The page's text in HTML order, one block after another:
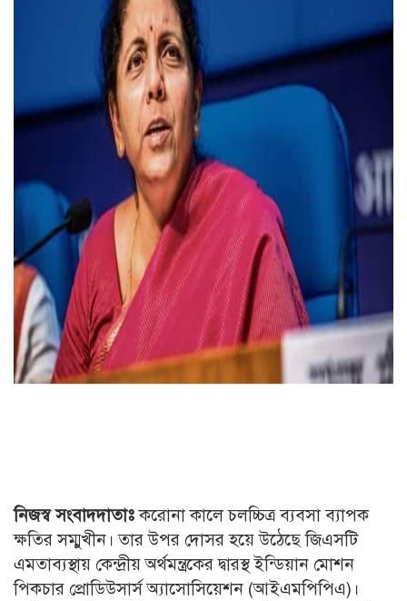
নিজস্ব সংবাদদাতাঃকরোনা কালে চলচ্চিত্র ব্যবসা ব্যাপক
ক্ষতির সম্মুখীন। তার উপর দোসর হয়ে উঠেছে জিএসটি
এমতাব্যস্থায় কেন্দ্রীয় অর্থমন্ত্রকের দ্বারস্থ ইন্ডিয়ান মোশন
পিকচার প্রোডিউসার্স অ্যাসোসিয়েশন (আইএমপিপিএ)।